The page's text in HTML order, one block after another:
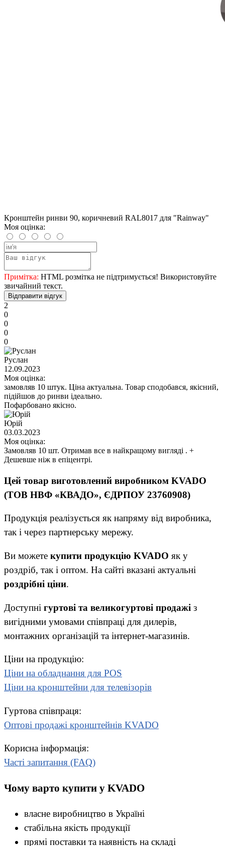
Кронштейн ринви 90, коричневий RAL8017 для "Rainway"
Моя оцінка:
Примітка: HTML розмітка не підтримується! Використовуйте
звичайний текст.
Відправити відгук
2
0
0
0
0
Руслан
12.09.2023
Моя оцінка:
замовляв 10 штук. Ціна актуальна. Товар сподобався, якісний,
підійшов до ринви ідеально.
Пофарбовано якісно.
Юрій
03.03.2023
Моя оцінка:
Замовляв 10 шт. Отримав все в найкращому вигляді . +
Дешевше ніж в епіцентрі.
Цей товар виготовлений виробником KVADO
(ТОВ НВФ «КВАДО», ЄДРПОУ 23760908)
Продукція реалізується як напряму від виробника,
так і через партнерську мережу.
Ви можете купити продукцію KVADO як у
роздріб, так і оптом. На сайті вказані актуальні
роздрібні ціни.
Доступні гуртові та великогуртові продажі з
вигідними умовами співпраці для дилерів,
монтажних організацій та інтернет-магазинів.
Ціни на продукцію:
Ціни на обладнання для POS
Ціни на кронштейни для телевізорів
Гуртова співпраця:
Оптові продажі кронштейнів KVADO
Корисна інформація:
Часті запитання (FAQ)
Чому варто купити у KVADO
власне виробництво в Україні
стабільна якість продукції
прямі поставки та наявність на складі